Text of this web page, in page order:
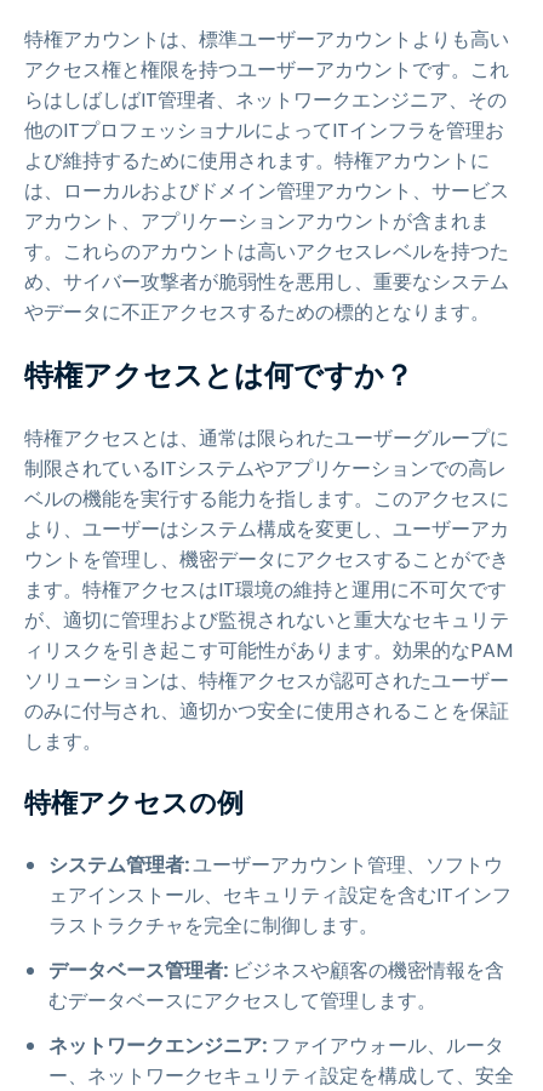
特権アカウントは、標準ユーザーアカウントよりも高い
アクセス権と権限を持つユーザーアカウントです。これ
らはしばしばIT管理者、ネットワークエンジニア、その
他のITプロフェッショナルによってITインフラを管理お
よび維持するために使用されます。特権アカウントに
は、ローカルおよびドメイン管理アカウント、サービス
アカウント、アプリケーションアカウントが含まれま
す。これらのアカウントは高いアクセスレベルを持つた
め、サイバー攻撃者が脆弱性を悪用し、重要なシステム
やデータに不正アクセスするための標的となります。
特権アクセスとは何ですか？
特権アクセスとは、通常は限られたユーザーグループに
制限されているITシステムやアプリケーションでの高レ
ベルの機能を実行する能力を指します。このアクセスに
より、ユーザーはシステム構成を変更し、ユーザーアカ
ウントを管理し、機密データにアクセスすることができ
ます。特権アクセスはIT環境の維持と運用に不可欠です
が、適切に管理および監視されないと重大なセキュリテ
ィリスクを引き起こす可能性があります。効果的なPAM
ソリューションは、特権アクセスが認可されたユーザー
のみに付与され、適切かつ安全に使用されることを保証
します。
特権アクセスの例
システム管理者:ユーザーアカウント管理、ソフトウ
ェアインストール、セキュリティ設定を含むITインフ
ラストラクチャを完全に制御します。
データベース管理者: ビジネスや顧客の機密情報を含
むデータベースにアクセスして管理します。
ネットワークエンジニア: ファイアウォール、ルータ
ー、ネットワークセキュリティ設定を構成して、安全